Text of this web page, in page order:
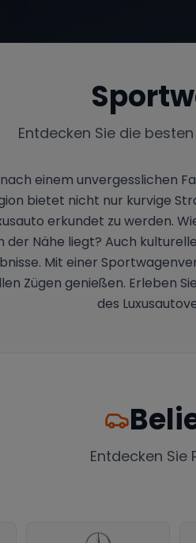
Entdecken Sie die
einem unvergesslichen
bietet nicht nur kurvige
erkundet zu werden.
der Nähe liegt? Auch
Mit einer
Zügen genießen. Erleben
des
Entdecken